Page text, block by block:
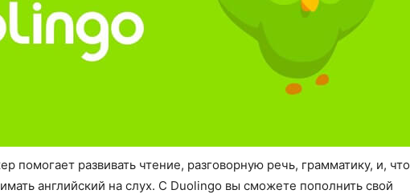
помогает развивать чтение, разговорную речь, грамматику, и, что
английский на слух. С Duolingo вы сможете пополнить свой